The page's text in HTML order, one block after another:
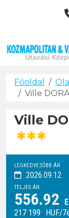
Főoldal
Ville
Ville
***
LEGKEDVEZŐBB ÁR
2026.09.12.
TELJES ÁR:
556.92
217 199
HUF/